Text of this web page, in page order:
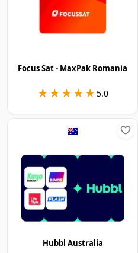
Focus Sat - MaxPak Romania
★★★★★
★★★★★5.0
Hubbl Australia